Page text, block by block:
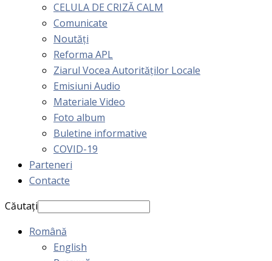
CELULA DE CRIZĂ CALM
Comunicate
Noutăți
Reforma APL
Ziarul Vocea Autorităților Locale
Emisiuni Audio
Materiale Video
Foto album
Buletine informative
COVID-19
Parteneri
Contacte
Căutați
Română
English